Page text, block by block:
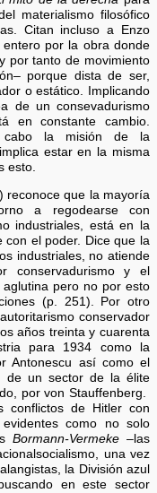
materialismo filosófico
Citan incluso a Enzo
por la obra donde
por tanto de movimiento
porque dista de ser,
o estático. Implicando
de un consevadurismo
en constante cambio.
cabo la misión de la
estar en la misma
esto.
reconoce que la mayoría
a regodearse con
industriales, está en la
con el poder. Dice que la
industriales, no atiende
conservadurismo y el
pero no por esto
(p. 251). Por otro
conservador
años treinta y cuarenta
para 1934 como la
Antonescu así como el
de un sector de la élite
por von Stauffenberg.
conflictos de Hitler con
como no solo
Bormann-Vermeke –las
una vez
la División azul
en este sector